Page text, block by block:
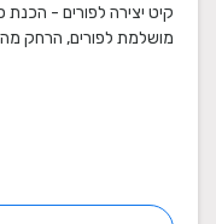
קיט יצירה לפורים -
מושלמת לפורים, הרחק